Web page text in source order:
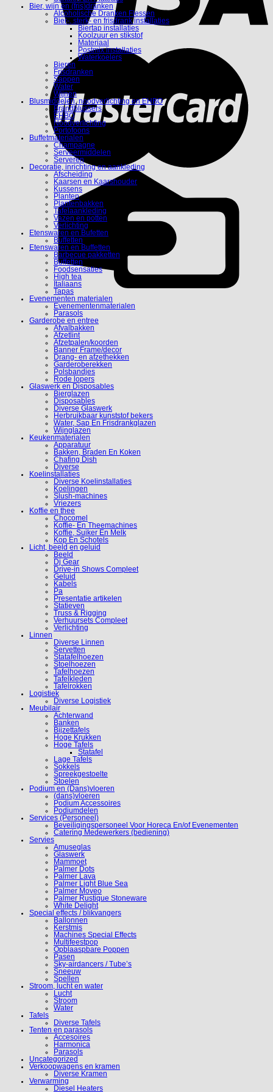
Bier, wijn en (fris)dranken
Alcoholische Dranken Flessen
Bier-, sterk- en frisdrank installaties
Biertap installaties
Koolzuur en stikstof
Materiaal
Postmix installaties
Waterkoelers
Bieren
Frisdranken
Sappen
Water
Wijnen
Blusmiddelen, noodverlichting en EHBO
Brandblussers
EHBO
Noodverlichting
Portofoons
Buffetmaterialen
Champagne
Serveermiddelen
Serveren
Decoratie, inrichting en aankleding
Afscheiding
Kaarsen en Kaarshouder
Kussens
Planten
Plantenbakken
Tafelaankleding
Vazen en potten
Verlichting
Etenswaren en Bufetten
Buffetten
Etenswaren en Buffetten
Barbecue pakketten
Buffetten
Foodsensaties
High tea
Italiaans
Tapas
Evenementen materialen
Evenementenmaterialen
Parasols
Garderobe en entree
Afvalbakken
Afzetlint
Afzetpalen/koorden
Banner Frame/decor
Drang- en afzethekken
Garderoberekken
Polsbandjes
Rode lopers
Glaswerk en Disposables
Bierglazen
Disposables
Diverse Glaswerk
Herbruikbaar kunststof bekers
Water, Sap En Frisdrankglazen
Wijnglazen
Keukenmaterialen
Apparatuur
Bakken, Braden En Koken
Chafing Dish
Diverse
Koelinstallaties
Diverse Koelinstallaties
Koelingen
Slush-machines
Vriezers
Koffie en thee
Chocomel
Koffie- En Theemachines
Koffie, Suiker En Melk
Kop En Schotels
Licht, beeld en geluid
Beeld
Dj Gear
Drive-in Shows Compleet
Geluid
Kabels
Pa
Presentatie artikelen
Statieven
Truss & Rigging
Verhuursets Compleet
Verlichting
Linnen
Diverse Linnen
Servetten
Statafelhoezen
Stoelhoezen
Tafelhoezen
Tafelkleden
Tafelrokken
Logistiek
Diverse Logistiek
Meubilair
Achterwand
Banken
Bijzettafels
Hoge Krukken
Hoge Tafels
Statafel
Lage Tafels
Sokkels
Spreekgestoelte
Stoelen
Podium en (Dans)vloeren
(dans)vloeren
Podium Accessoires
Podiumdelen
Services (Personeel)
Beveiligingspersoneel Voor Horeca En/of Evenementen
Catering Medewerkers (bediening)
Servies
Amuseglas
Glaswerk
Mammoet
Palmer Dots
Palmer Lava
Palmer Light Blue Sea
Palmer Moveo
Palmer Rustique Stoneware
White Delight
Special effects / blikvangers
Ballonnen
Kerstmis
Machines Special Effects
Multifeestpop
Opblaaspbare Poppen
Pasen
Sky-airdancers / Tube’s
Sneeuw
Spellen
Stroom, lucht en water
Lucht
Stroom
Water
Tafels
Diverse Tafels
Tenten en parasols
Accesoires
Harmonica
Parasols
Uncategorized
Verkoopwagens en kramen
Diverse Kramen
Verwarming
Diesel Heaters